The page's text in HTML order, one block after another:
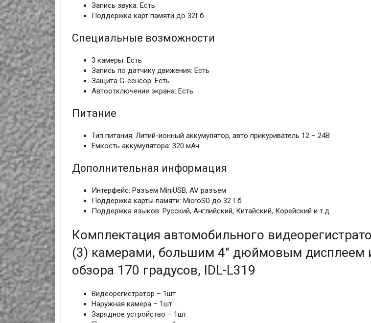
Запись звука: Есть
Поддержка карт памяти до 32Гб
Специальные возможности
3 камеры: Есть
Запись по датчику движения: Есть
Защита G-сенсор: Есть
Автоотключение экрана: Есть
Питание
Тип питания: Литий-ионный аккумулятор, авто прикуриватель 12 – 24В
Ёмкость аккумулятора: 320 мАч
Дополнительная информация
Интерфейс: Разъем MiniUSB, AV разъем
Поддержка карты памяти: MicroSD до 32 Гб
Поддержка языков: Русский, Английский, Китайский, Корейский и т.д.
Комплектация автомобильного
(3) камерами, большим 4" дюймовым дисплеем
обзора 170 градусов, IDL-L319
Видеорегистратор – 1шт
Наружная камера – 1шт
Зарядное устройство – 1шт